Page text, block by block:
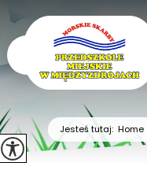
Jesteś tutaj:Home